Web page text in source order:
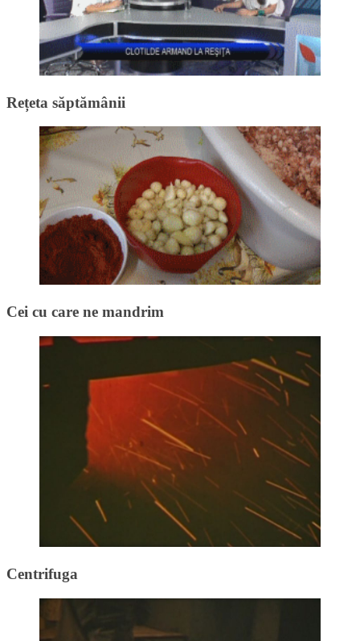
Rețeta săptămânii
Cei cu care ne mandrim
Centrifuga